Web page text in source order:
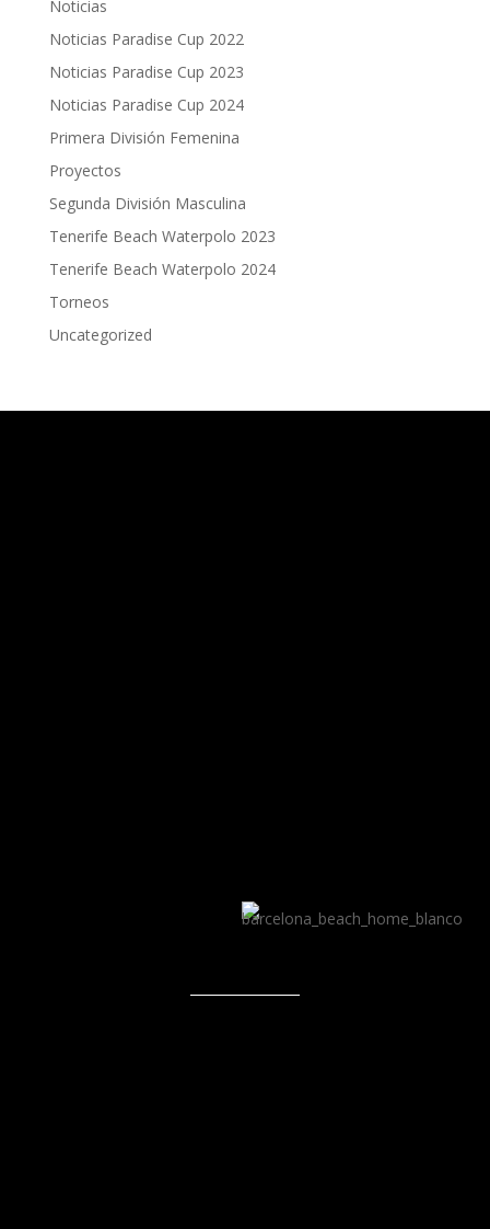
Noticias
Noticias Paradise Cup 2022
Noticias Paradise Cup 2023
Noticias Paradise Cup 2024
Primera División Femenina
Proyectos
Segunda División Masculina
Tenerife Beach Waterpolo 2023
Tenerife Beach Waterpolo 2024
Torneos
Uncategorized